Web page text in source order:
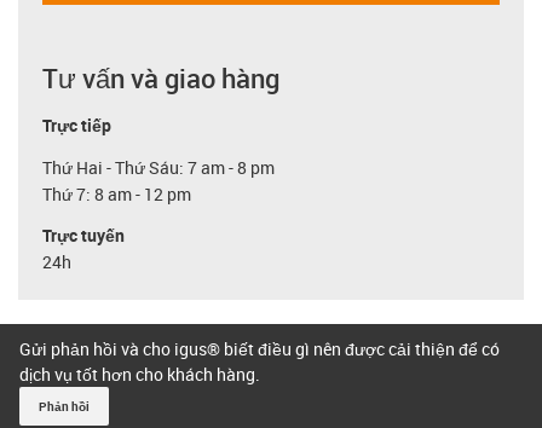
Tư vấn và giao hàng
Trực tiếp
Thứ Hai - Thứ Sáu: 7 am - 8 pm
Thứ 7: 8 am - 12 pm
Trực tuyến
24h
Gửi phản hồi và cho igus® biết điều gì nên được cải thiện để có
dịch vụ tốt hơn cho khách hàng.
Phản hồi